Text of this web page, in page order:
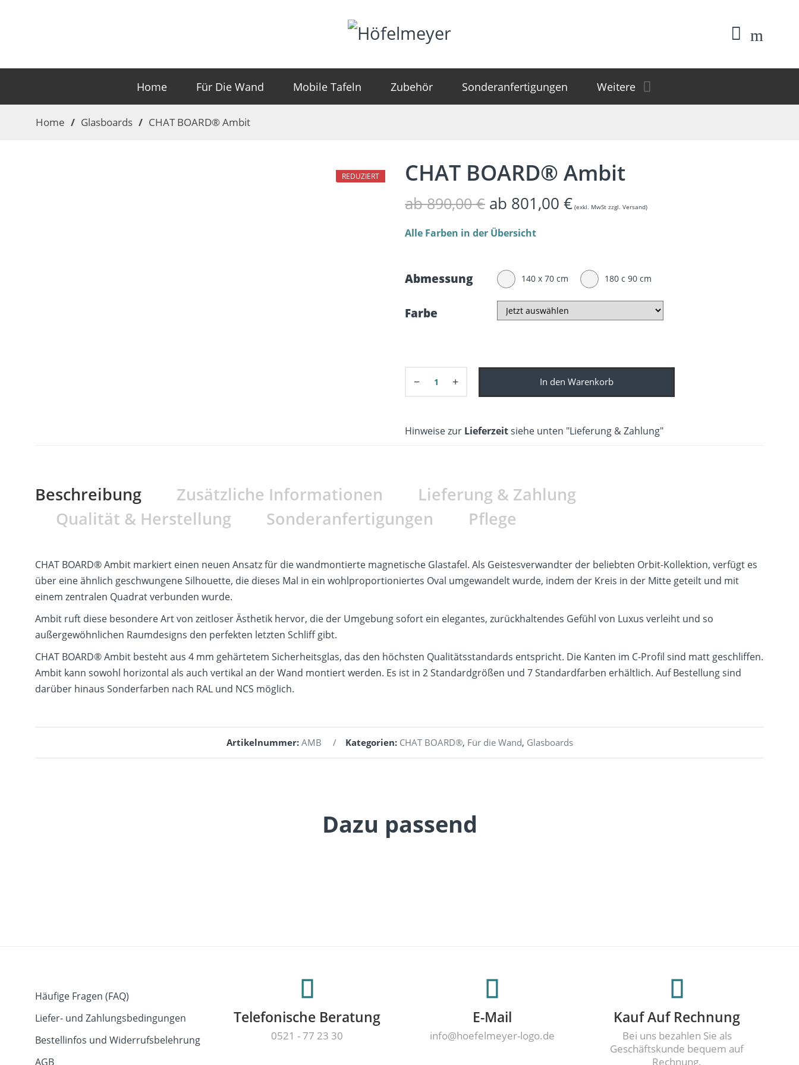
Home Für Die Wand Mobile Tafeln Zubehör Sonderanfertigungen Weitere
Home / Glasboards / CHAT BOARD® Ambit
REDUZIERT CHAT BOARD® Ambit
ab890,00€ ab 801,00€ (exkl. MwSt zzgl. Versand)
Alle Farben in der Übersicht
Abmessung 140 x 70 cm 180 c 90 cm
Farbe
+
− In den Warenkorb
Hinweise zur Lieferzeitsiehe unten "Lieferung & Zahlung"
Beschreibung Zusätzliche Informationen
Lieferung & Zahlung
Qualität & Herstellung
Sonderanfertigungen Pflege
CHAT BOARD® Ambit markiert einen neuen Ansatz für die wandmontierte magnetische Glastafel. Als Geistesverwandter der beliebten Orbit-Kollektion, verfügt es
über eine ähnlich geschwungene Silhouette, die dieses Mal in ein wohlproportioniertes Oval umgewandelt wurde, indem der Kreis in der Mitte geteilt und mit
einem zentralen Quadrat verbunden wurde.
Ambit ruft diese besondere Art von zeitloser Ästhetik hervor, die der Umgebung sofort ein elegantes, zurückhaltendes Gefühl von Luxus verleiht und so
außergewöhnlichen Raumdesigns den perfekten letzten Schliff gibt.
CHAT BOARD® Ambit besteht aus 4 mm gehärtetem Sicherheitsglas, das den höchsten Qualitätsstandards entspricht. Die Kanten im C-Profil sind matt geschliffen.
Ambit kann sowohl horizontal als auch vertikal an der Wand montiert werden. Es ist in 2 Standardgrößen und 7 Standardfarben erhältlich. Auf Bestellung sind
darüber hinaus Sonderfarben nach RAL und NCS möglich.
Artikelnummer: AMB Kategorien: CHAT BOARD®, Für die Wand, Glasboards
Dazu passend
Häufige Fragen (FAQ)
Liefer- und Zahlungsbedingungen
Bestellinfos und Widerrufsbelehrung
AGB
Telefonische Beratung
0521 - 77 23 30
E-Mail
info@hoefelmeyer-logo.de
Kauf Auf Rechnung
Bei uns bezahlen Sie als
Geschäftskunde bequem auf
Rechnung.